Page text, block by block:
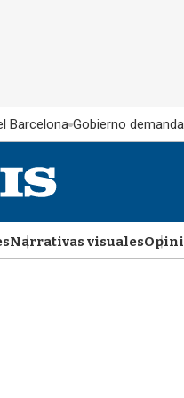
Barcelona Gobierno
Narrativas visuales